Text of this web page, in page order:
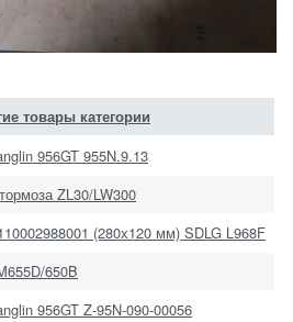
товары категории
956GT 955N.9.13
ZL30/LW300
(280х120 мм) SDLG L968F
650B
956GT Z-95N-090-00056